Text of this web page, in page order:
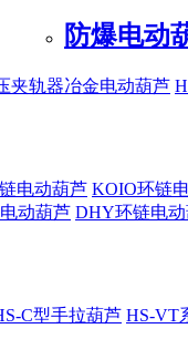
夹轨器
防爆电动
冶金电动葫芦
电动葫芦 KOIO环链
动葫芦 DHY环链电
C型手拉葫芦 HS-VT